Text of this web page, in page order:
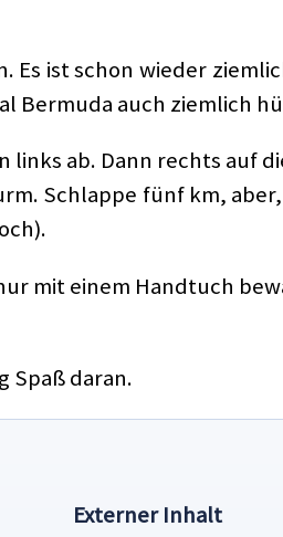
Es ist schon wieder
Bermuda auch ziemlich
links ab. Dann rechts auf
Schlappe fünf km,
mit einem Handtuch
Spaß daran.
Externer Inhalt